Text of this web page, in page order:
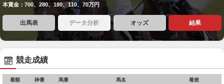
本賞金：700、280、180、110、70万円
出馬表 データ分析 オッズ 結果
競走成績
着順 枠番 馬番 馬名 着差